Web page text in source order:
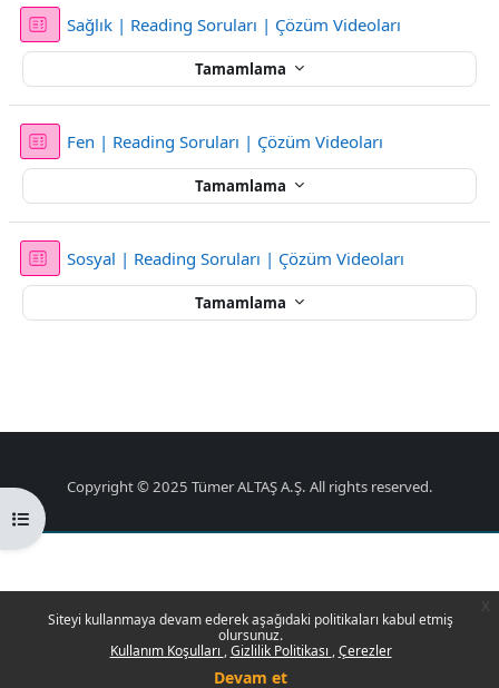
Siteyi kullanmaya devam ederek aşağıdaki politikaları kabul etmiş
olursunuz.
Kullanım Koşulları Gizlilik Politikası Çerezler
Devam et
Kurs dizinini aç
Sağlık | Reading Soruları | Çözüm Videoları
Tamamlama
Fen | Reading Soruları | Çözüm Videoları
Tamamlama
Sosyal | Reading Soruları | Çözüm Videoları
Tamamlama
Copyright © 2025 Tümer ALTAŞ A.Ş. All rights reserved.